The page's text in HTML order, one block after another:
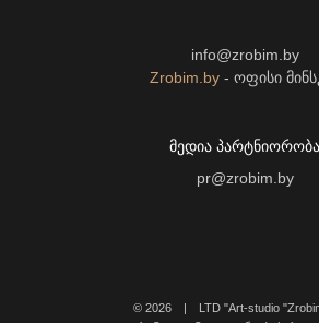
info@zrobim.by
Zrobim.by - ოფისი
ᲛᲔᲓᲘᲐ ᲞᲐᲠᲢᲜᲘᲝᲠᲝᲑᲐ
pr@zrobim.by
© 2026 | LTD "Art-studio